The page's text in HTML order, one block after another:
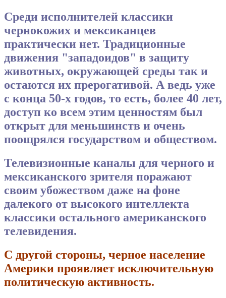
Среди исполнителей классики
чернокожих и мексиканцев
практически нет. Традиционные
движения "западоидов" в защиту
животных, окружающей среды так и
остаются их прерогативой. А ведь уже
с конца 50-х годов, то есть, более 40 лет,
доступ ко всем этим ценностям был
открыт для меньшинств и очень
поощрялся государством и обществом.
Телевизионные каналы для черного и
мексиканского зрителя поражают
своим убожеством даже на фоне
далекого от высокого интеллекта
классики остального американского
телевидения.
С другой стороны, черное население
Америки проявляет исключительную
политическую активность.